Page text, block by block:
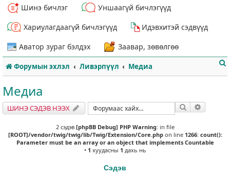
Шинэ бичлэг
Уншаагүй бичлэгүүд
Хариулагдаагүй бичлэгүүд
Идэвхитэй сэдвүүд
Аватор зураг бэлдэх
Заавар, зөвөлгөө
Форумын эхлэл Ливэрпүүл Медиа
Медиа
ШИНЭ СЭДЭВ НЭЭХ Хайлт
2 сэдэв [phpBB Debug] PHP Warning: in file
[ROOT]/vendor/twig/twig/lib/Twig/Extension/Core.phpon line 1266: count():
Parameter must be an array or an object that implements Countable
• 1 хуудасны 1 дахь нь
Сэдэв